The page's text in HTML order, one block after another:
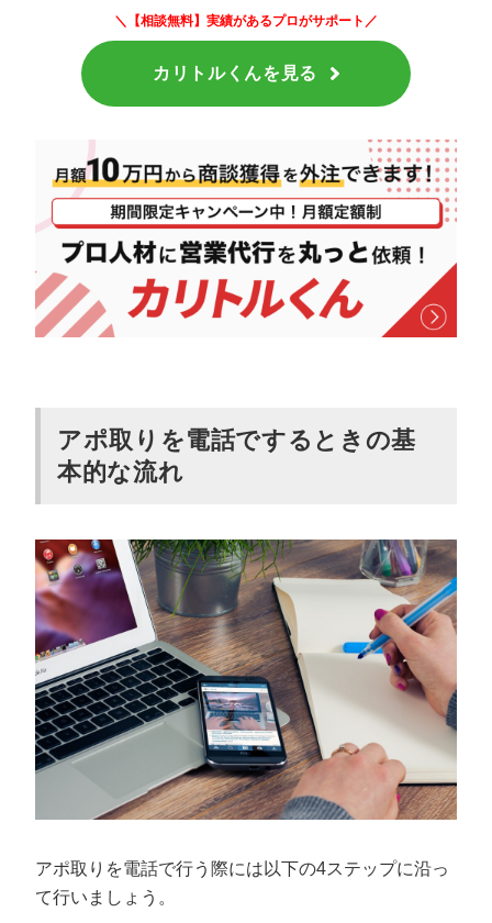
＼【相談無料】実績があるプロがサポート／
カリトルくんを見る
アポ取りを電話でするときの基
本的な流れ
アポ取りを電話で行う際には以下の4ステップに沿っ
て行いましょう。